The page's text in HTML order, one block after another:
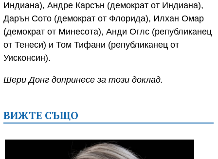
Индиана), Андре Карсън (демократ от Индиана),
Дарън Сото (демократ от Флорида), Илхан Омар
(демократ от Минесота), Анди Оглс (републиканец
от Тенеси) и Том Тифани (републиканец от
Уисконсин).
Шери Донг допринесе за този доклад.
ВИЖТЕ СЪЩО